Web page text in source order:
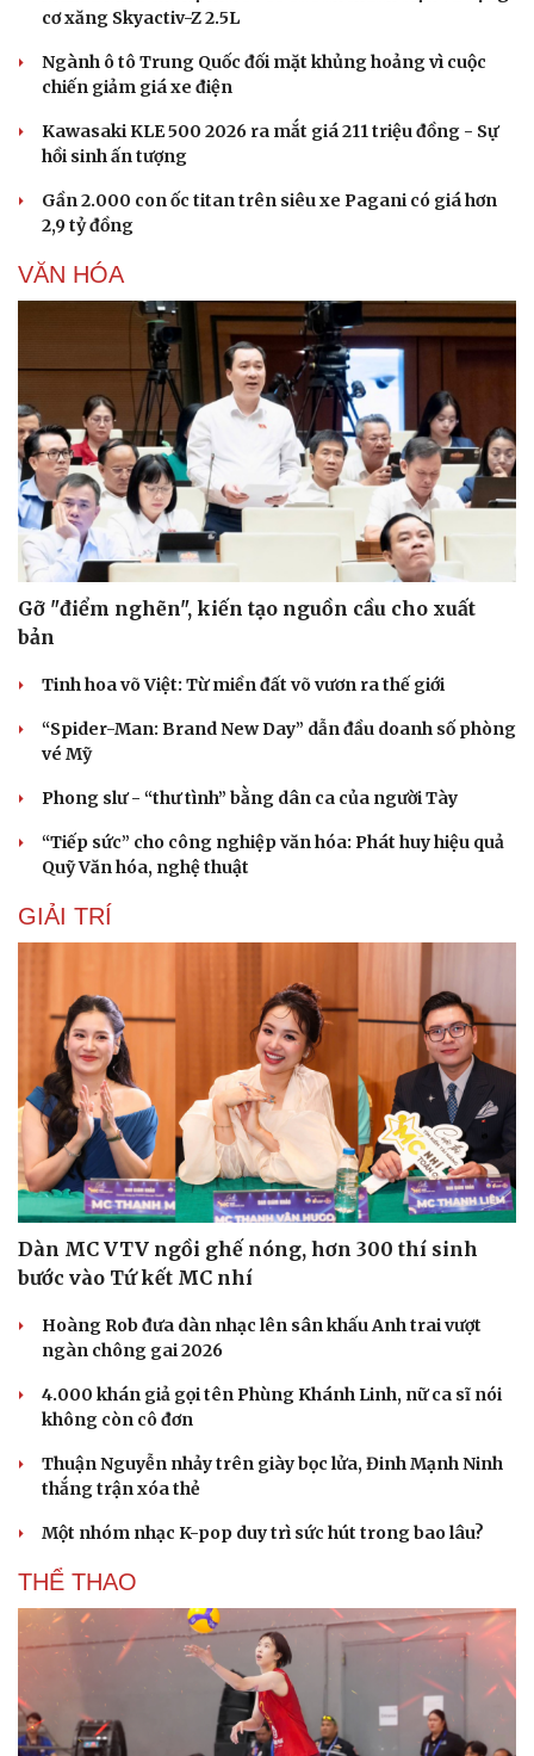
Du lịch
Săn Tour
Câu chuyện thời sự
Đọc truyện đêm khuya
Kể chuyện cho bé
cơ xăng Skyactiv-Z 2.5L
Ngành ô tô Trung Quốc đối mặt khủng hoảng vì cuộc
chiến giảm giá xe điện
Kawasaki KLE 500 2026 ra mắt giá 211 triệu đồng - Sự
hồi sinh ấn tượng
Gần 2.000 con ốc titan trên siêu xe Pagani có giá hơn
2,9 tỷ đồng
VĂN HÓA
Gỡ "điểm nghẽn", kiến tạo nguồn cầu cho xuất
bản
Tinh hoa võ Việt: Từ miền đất võ vươn ra thế giới
“Spider-Man: Brand New Day” dẫn đầu doanh số phòng
vé Mỹ
Phong slư - “thư tình” bằng dân ca của người Tày
“Tiếp sức” cho công nghiệp văn hóa: Phát huy hiệu quả
Quỹ Văn hóa, nghệ thuật
GIẢI TRÍ
Dàn MC VTV ngồi ghế nóng, hơn 300 thí sinh
bước vào Tứ kết MC nhí
Hoàng Rob đưa dàn nhạc lên sân khấu Anh trai vượt
ngàn chông gai 2026
4.000 khán giả gọi tên Phùng Khánh Linh, nữ ca sĩ nói
không còn cô đơn
Thuận Nguyễn nhảy trên giày bọc lửa, Đinh Mạnh Ninh
thắng trận xóa thẻ
Một nhóm nhạc K-pop duy trì sức hút trong bao lâu?
THỂ THAO